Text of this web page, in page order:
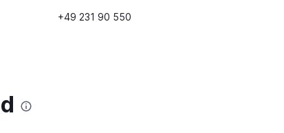
+49 231 90 550